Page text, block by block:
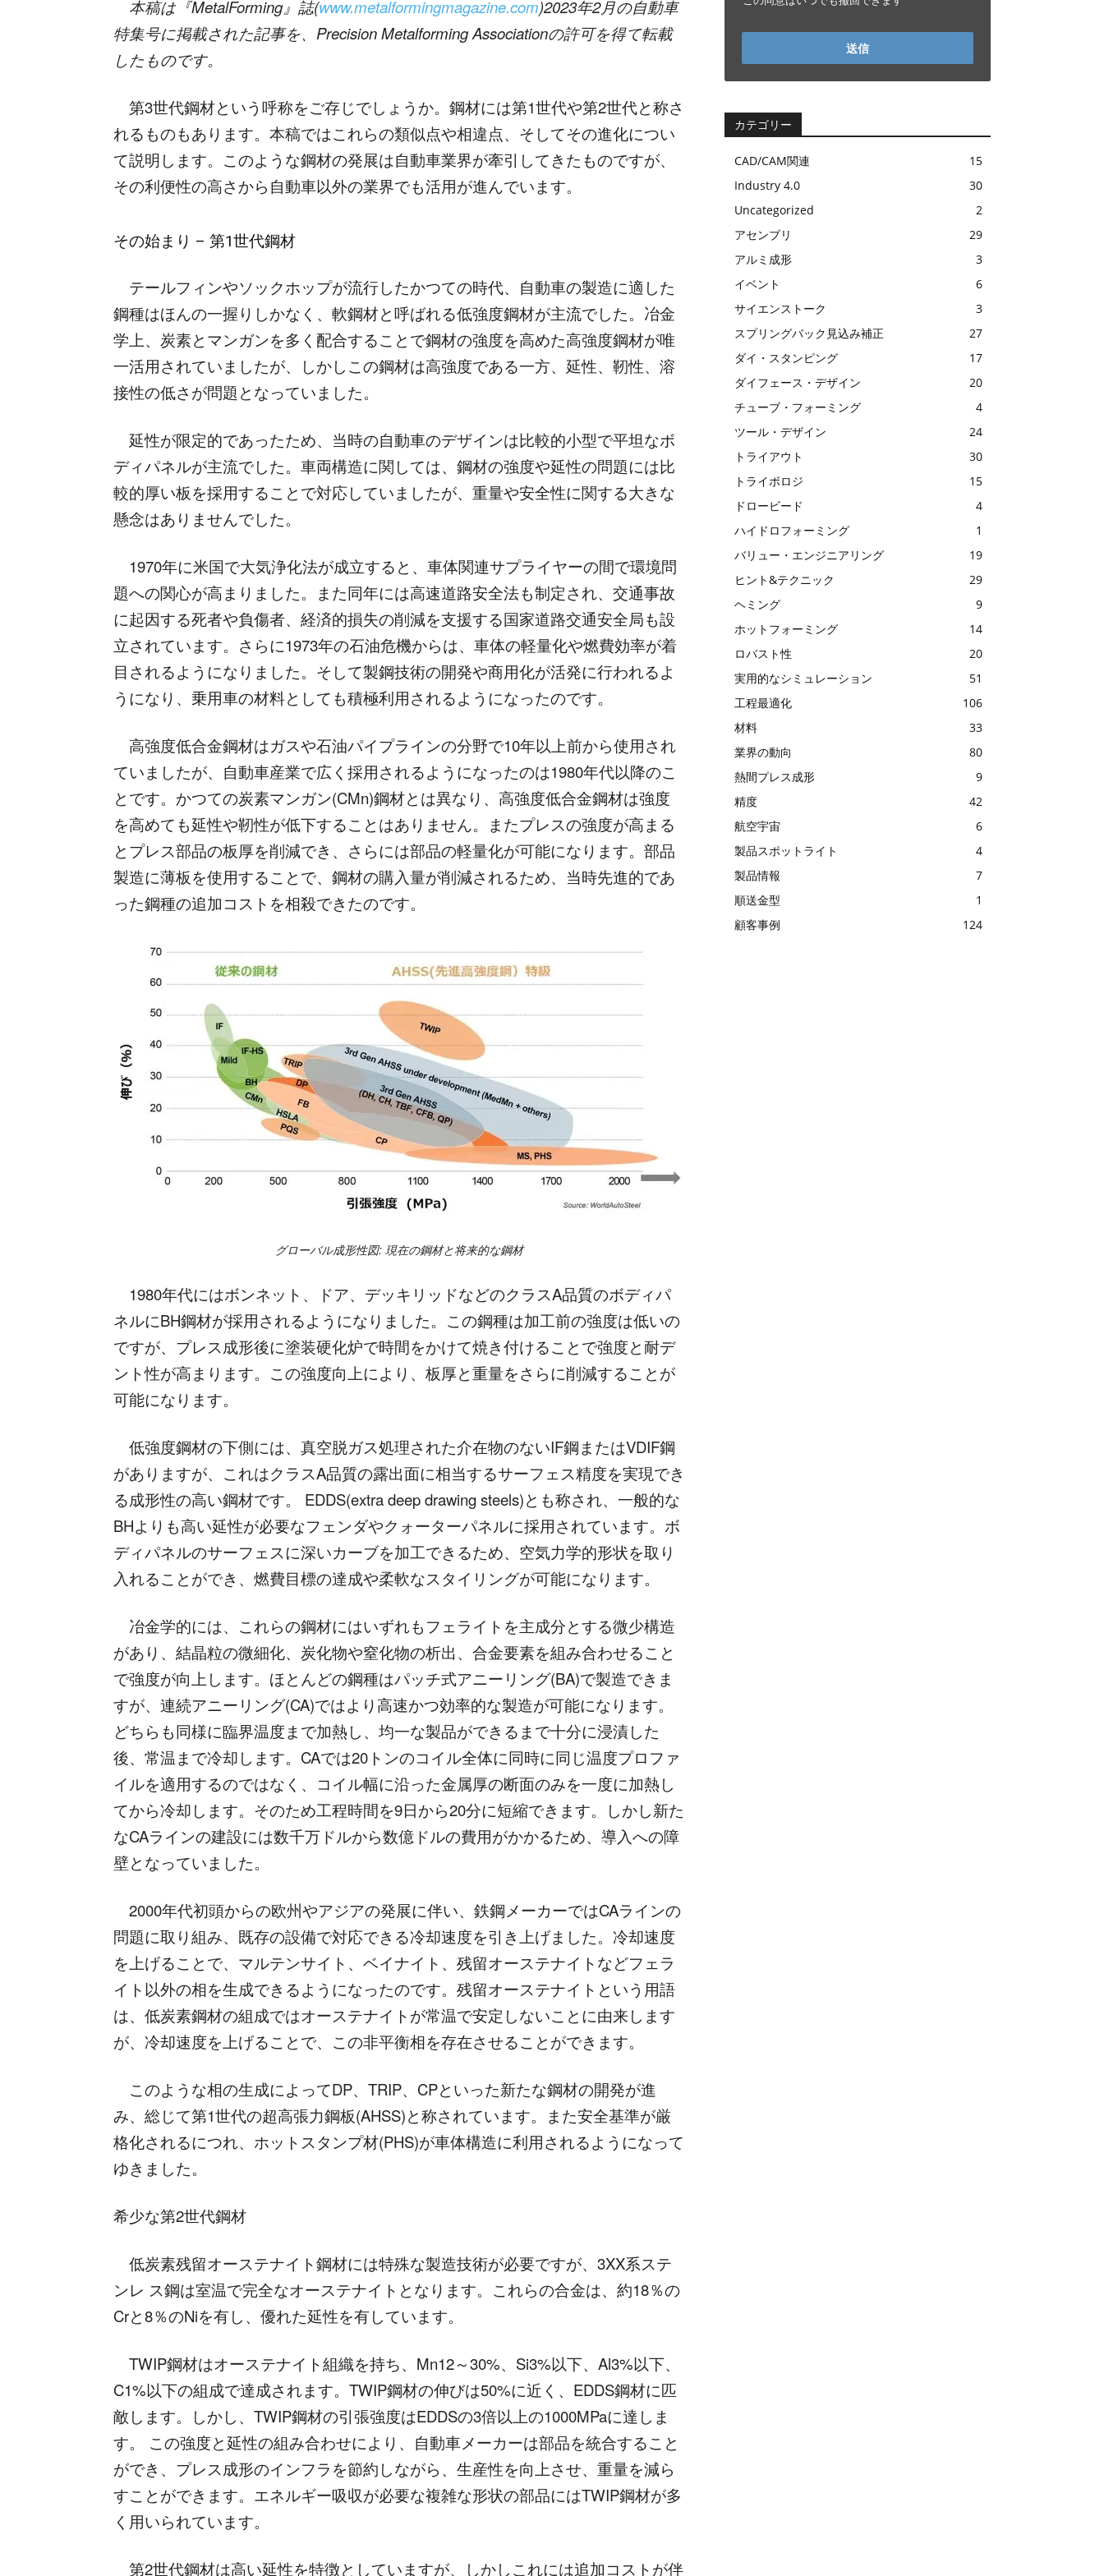
本稿は『MetalForming』誌(www.metalformingmagazine.com)2023年2月の自動車
特集号に掲載された記事を、 Precision Metalforming Associationの許可を得て転載
したものです。
第3世代鋼材という呼称をご存じでしょうか。鋼材には第1世代や第2世代と称さ
れるものもあります。本稿ではこれらの類似点や相違点、そしてその進化につい
て説明します。このような鋼材の発展は自動車業界が牽引してきたものですが、
その利便性の高さから自動車以外の業界でも活用が進んでいます。
その始まり – 第1世代鋼材
テールフィンやソックホップが流行したかつての時代、自動車の製造に適した
鋼種はほんの一握りしかなく、軟鋼材と呼ばれる低強度鋼材が主流でした。冶金
学上、炭素とマンガンを多く配合することで鋼材の強度を高めた高強度鋼材が唯
一活用されていましたが、しかしこの鋼材は高強度である一方、延性、靭性、溶
接性の低さが問題となっていました。
延性が限定的であったため、当時の自動車のデザインは比較的小型で平坦なボ
ディパネルが主流でした。車両構造に関しては、鋼材の強度や延性の問題には比
較的厚い板を採用することで対応していましたが、重量や安全性に関する大きな
懸念はありませんでした。
1970年に米国で大気浄化法が成立すると、車体関連サプライヤーの間で環境問
題への関心が高まりました。また同年には高速道路安全法も制定され、交通事故
に起因する死者や負傷者、経済的損失の削減を支援する国家道路交通安全局も設
立されています。さらに1973年の石油危機からは、車体の軽量化や燃費効率が着
目されるようになりました。そして製鋼技術の開発や商用化が活発に行われるよ
うになり、乗用車の材料としても積極利用されるようになったのです。
高強度低合金鋼材はガスや石油パイプラインの分野で10年以上前から使用され
ていましたが、自動車産業で広く採用されるようになったのは1980年代以降のこ
とです。かつての炭素マンガン(CMn)鋼材とは異なり、高強度低合金鋼材は強度
を高めても延性や靭性が低下することはありません。またプレスの強度が高まる
とプレス部品の板厚を削減でき、さらには部品の軽量化が可能になります。部品
製造に薄板を使用することで、鋼材の購入量が削減されるため、当時先進的であ
った鋼種の追加コストを相殺できたのです。
グローバル成形性図: 現在の鋼材と将来的な鋼材
1980年代にはボンネット、ドア、デッキリッドなどのクラスA品質のボディパ
ネルにBH鋼材が採用されるようになりました。この鋼種は加工前の強度は低いの
ですが、プレス成形後に塗装硬化炉で時間をかけて焼き付けることで強度と耐デ
ント性が高まります。この強度向上により、板厚と重量をさらに削減することが
可能になります。
低強度鋼材の下側には、真空脱ガス処理された介在物のないIF鋼またはVDIF鋼
がありますが、これはクラスA品質の露出面に相当するサーフェス精度を実現でき
る成形性の高い鋼材です。 EDDS(extra deep drawing steels)とも称され、一般的な
BHよりも高い延性が必要なフェンダやクォーターパネルに採用されています。ボ
ディパネルのサーフェスに深いカーブを加工できるため、空気力学的形状を取り
入れることができ、燃費目標の達成や柔軟なスタイリングが可能になります。
冶金学的には、これらの鋼材にはいずれもフェライトを主成分とする微少構造
があり、結晶粒の微細化、炭化物や窒化物の析出、合金要素を組み合わせること
で強度が向上します。ほとんどの鋼種はパッチ式アニーリング(BA)で製造できま
すが、連続アニーリング(CA)ではより高速かつ効率的な製造が可能になります。
どちらも同様に臨界温度まで加熱し、均一な製品ができるまで十分に浸漬した
後、常温まで冷却します。CAでは20トンのコイル全体に同時に同じ温度プロファ
イルを適用するのではなく、コイル幅に沿った金属厚の断面のみを一度に加熱し
てから冷却します。そのため工程時間を9日から20分に短縮できます。しかし新た
なCAラインの建設には数千万ドルから数億ドルの費用がかかるため、導入への障
壁となっていました。
2000年代初頭からの欧州やアジアの発展に伴い、鉄鋼メーカーではCAラインの
問題に取り組み、既存の設備で対応できる冷却速度を引き上げました。冷却速度
を上げることで、マルテンサイト、ベイナイト、残留オーステナイトなどフェラ
イト以外の相を生成できるようになったのです。残留オーステナイトという用語
は、低炭素鋼材の組成ではオーステナイトが常温で安定しないことに由来します
が、冷却速度を上げることで、この非平衡相を存在させることができます。
このような相の生成によってDP、TRIP、CPといった新たな鋼材の開発が進
み、総じて第1世代の超高張力鋼板(AHSS)と称されています。また安全基準が厳
格化されるにつれ、ホットスタンプ材(PHS)が車体構造に利用されるようになって
ゆきました。
希少な第2世代鋼材
低炭素残留オーステナイト鋼材には特殊な製造技術が必要ですが、3XX系ステ
ンレ ス鋼は室温で完全なオーステナイトとなります。これらの合金は、約18％の
Crと8％のNiを有し、優れた延性を有しています。
TWIP鋼材はオーステナイト組織を持ち、Mn12～30%、Si3%以下、Al3%以下、
C1%以下の組成で達成されます。TWIP鋼材の伸びは50%に近く、EDDS鋼材に匹
敵します。しかし、TWIP鋼材の引張強度はEDDSの3倍以上の1000MPaに達しま
す。 この強度と延性の組み合わせにより、自動車メーカーは部品を統合すること
ができ、プレス成形のインフラを節約しながら、生産性を向上させ、重量を減ら
すことができます。エネルギー吸収が必要な複雑な形状の部品にはTWIP鋼材が多
く用いられています。
第2世代鋼材は高い延性を特徴としていますが、しかしこれには追加コストが伴
送信
カテゴリー
CAD/CAM関連
15
Industry 4.0
30
Uncategorized
2
アセンブリ
29
アルミ成形
3
イベント
6
サイエンストーク
3
スプリングバック見込み補正
27
ダイ・スタンピング
17
ダイフェース・デザイン
20
チューブ・フォーミング
4
ツール・デザイン
24
トライアウト
30
トライボロジ
15
ドロービード
4
ハイドロフォーミング
1
バリュー・エンジニアリング
19
ヒント&テクニック
29
ヘミング
9
ホットフォーミング
14
ロバスト性
20
実用的なシミュレーション
51
工程最適化
106
材料
33
業界の動向
80
熱間プレス成形
9
精度
42
航空宇宙
6
製品スポットライト
4
製品情報
7
順送金型
1
顧客事例
124